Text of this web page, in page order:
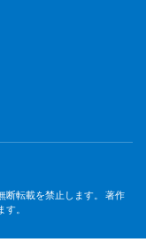
断転載を禁止します。 著作
。